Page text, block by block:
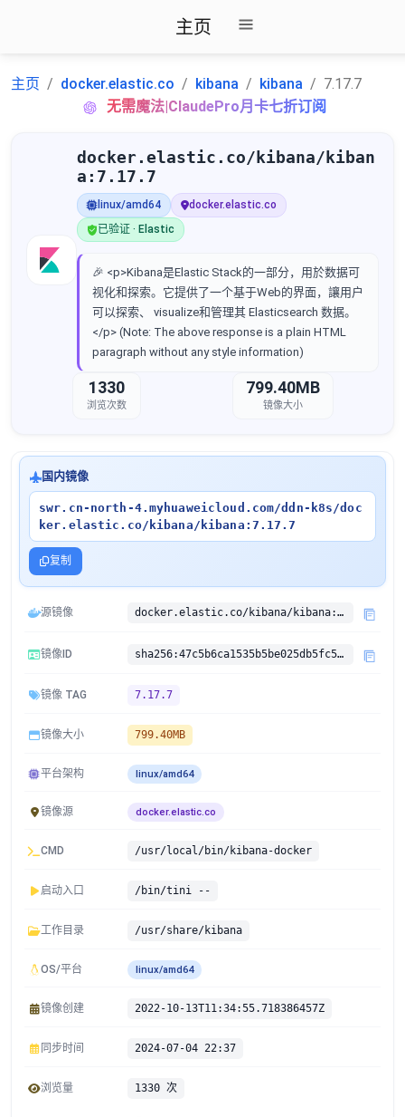
主页
主页 docker.elastic.co kibana kibana
7.17.7
无需魔法|ClaudePro月卡七折订阅
docker.elastic.co/kibana/kiban
a:7.17.7
linux/amd64
docker.elastic.co
已验证 · Elastic
🎉 <p>Kibana是Elastic Stack的一部分，用於数据可
视化和探索。它提供了一个基于Web的界面，讓用户
可以探索、 visualize和管理其 Elasticsearch 数据。
</p> (Note: The above response is a plain HTML
paragraph without any style information)
1330
浏览次数
799.40MB
镜像大小
国内镜像
swr.cn-north-4.myhuaweicloud.com/ddn-k8s/doc
ker.elastic.co/kibana/kibana:7.17.7
复制
源镜像 docker.elastic.co/kibana/kibana:7.17.7
镜像ID sha256:47c5b6ca1535b5be025db5fc594ec5d1592e82653691bf7a4d7568c80f11dfa8
镜像 TAG 7.17.7
镜像大小 799.40MB
平台架构 linux/amd64
镜像源 docker.elastic.co
CMD /usr/local/bin/kibana-docker
启动入口 /bin/tini --
工作目录 /usr/share/kibana
OS/平台 linux/amd64
镜像创建 2022-10-13T11:34:55.718386457Z
同步时间 2024-07-04 22:37
浏览量 1330 次